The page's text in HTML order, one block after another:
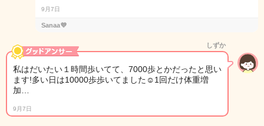
9月7日
Sanaa💜
しずか
私はだいたい１時間歩いてて、7000歩とかだったと思い
ます!多い日は10000歩歩いてました☺️1回だけ体重増
加…
9月7日